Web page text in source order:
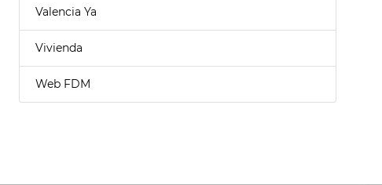
Valencia Ya
Vivienda
Web FDM